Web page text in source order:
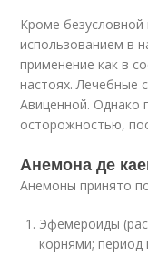
Кроме
использованием в
применение как в
настоях. Лечебные
Авиценной. Однако
осторожностью,
Анемона де
Анемоны принято
Эфемероиды
корнями; период